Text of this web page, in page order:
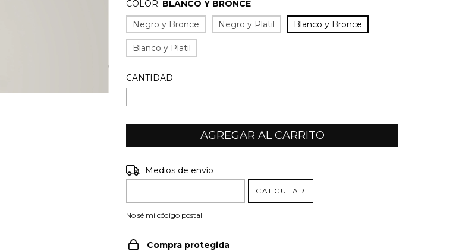
COLOR: BLANCO Y BRONCE
Negro y Bronce
Negro y Platil Blanco y Bronce
Blanco y Platil
CANTIDAD
Entregas para el CP:
Medios de envío
CALCULAR
No sé mi código postal
Compra protegida